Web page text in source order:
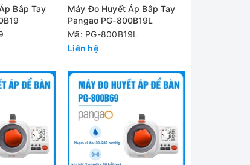
Bắp Tay
Máy Đo Huyết Áp Bắp Tay
Pangao PG-800B19L
Mã: PG-800B19L
Liên hệ